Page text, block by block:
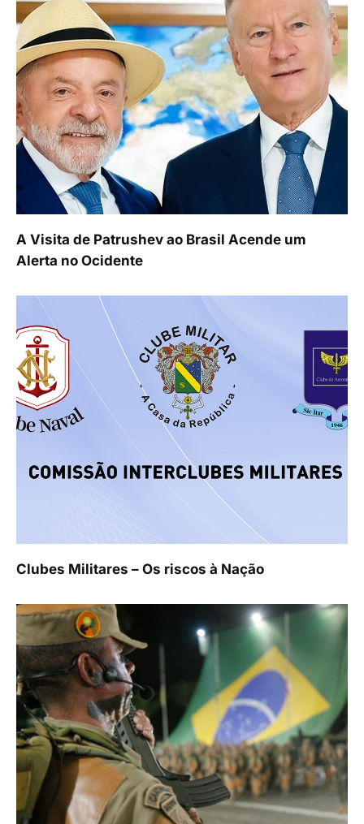
A Visita de Patrushev ao Brasil Acende um
Alerta no Ocidente
Clubes Militares – Os riscos à Nação